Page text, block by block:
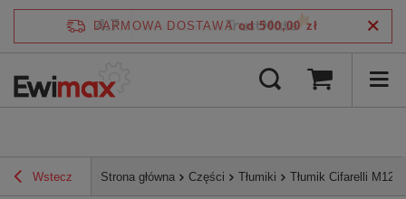
DARMOWA DOSTAWA od 500,00 zł
Wstecz Strona główna Części Tłumiki Tłumik Cifarelli
4.7/5 zweryfikowane przez